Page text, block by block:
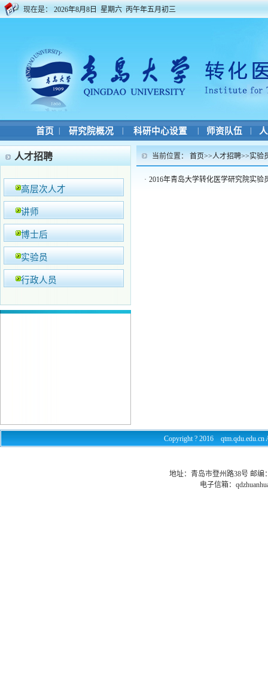
现在是： 2026年8月8日 星期六 丙午年五月初三
首页 研究院概况 科研中心设置 师资队伍
人才招聘
高层次人才
讲师
博士后
实验员
行政人员
当前位置： 首页>>人才招聘>>实验
· 2016年青岛大学转化医学研究院实验
Copyright ? 2016
地址：青岛市登州路38号 邮编
电子信箱：